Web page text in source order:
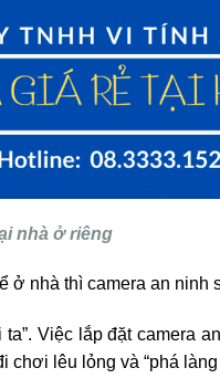
nhà ở riêng
nhà thì camera an ninh
Việc lắp đặt camera
lêu lỏng và “phá làng